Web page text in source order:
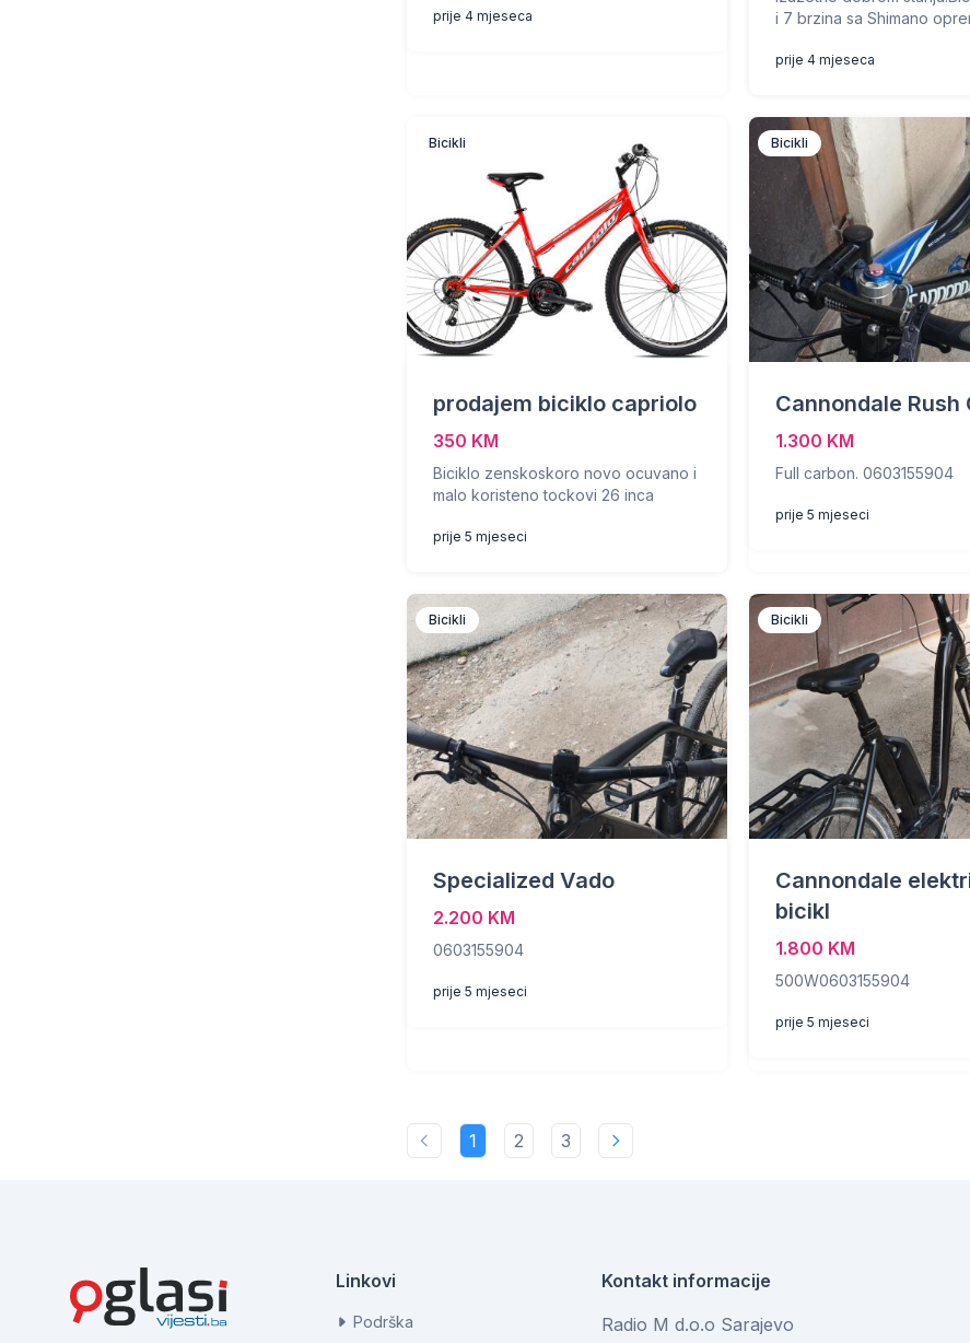
prije 4 mjeseca
i 7 brzina sa Shimano
prije 4 mjeseca
Bicikli
prodajem biciklo capriolo
350 KM
Biciklo zenskoskoro novo ocuvano i
malo koristeno tockovi 26 inca
prije 5 mjeseci
Bicikli
Cannondale Rush
1.300 KM
Full carbon. 0603155904
prije 5 mjeseci
Bicikli
Specialized Vado
2.200 KM
0603155904
prije 5 mjeseci
Bicikli
Cannondale
bicikl
1.800 KM
500W0603155904
prije 5 mjeseci
1 2 3
Linkovi
Podrška
Kontakt informacije
Radio M d.o.o Sarajevo